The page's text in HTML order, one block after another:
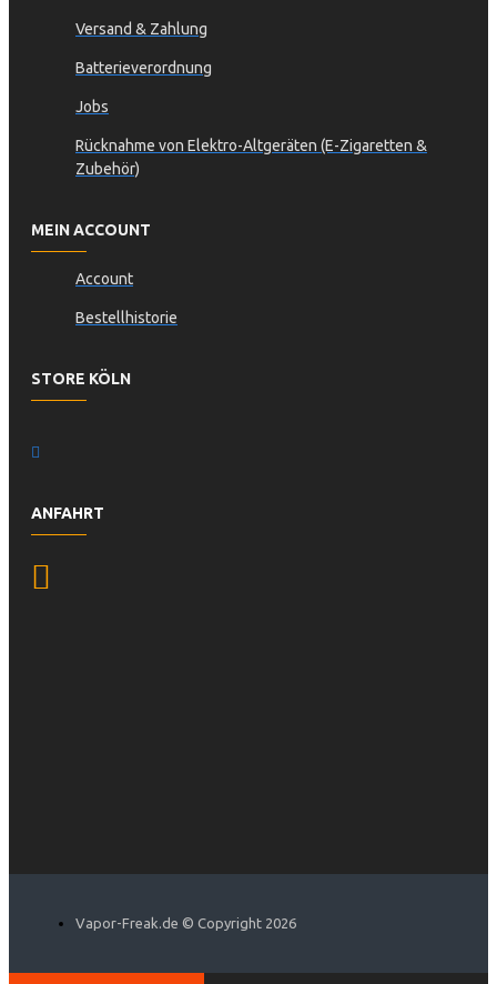
Versand & Zahlung
Batterieverordnung
Jobs
Rücknahme von Elektro-Altgeräten (E-Zigaretten &
Zubehör)
MEIN ACCOUNT
Account
Bestellhistorie
STORE KÖLN
ANFAHRT
Vapor-Freak.de © Copyright 2026